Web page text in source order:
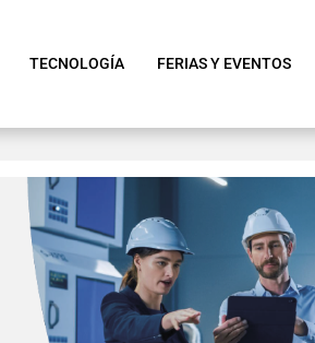
TECNOLOGÍA FERIAS Y EVENTOS